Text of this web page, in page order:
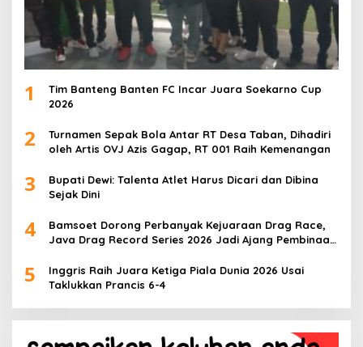
1
Tim Banteng Banten FC Incar Juara Soekarno Cup
2026
2
Turnamen Sepak Bola Antar RT Desa Taban, Dihadiri
oleh Artis OVJ Azis Gagap, RT 001 Raih Kemenangan
3
Bupati Dewi: Talenta Atlet Harus Dicari dan Dibina
Sejak Dini
4
Bamsoet Dorong Perbanyak Kejuaraan Drag Race,
Java Drag Record Series 2026 Jadi Ajang Pembinaan
5
Inggris Raih Juara Ketiga Piala Dunia 2026 Usai
Taklukkan Prancis 6-4